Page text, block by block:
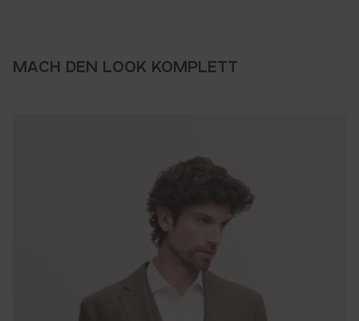
MACH DEN LOOK KOMPLETT